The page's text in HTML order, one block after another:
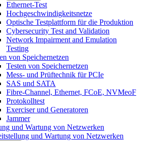
Ethernet-Test
Hochgeschwindigkeitsnetze
Optische Testplattform für die Produktion
Cybersecurity Test and Validation
Network Impairment and Emulation
Testing
von Speichernetzen
Testen von Speichernetzen
Mess- und Prüftechnik für PCIe
SAS und SATA
Fibre-Channel, Ethernet, FCoE, NVMeoF
Protokolltest
Exerciser und Generatoren
Jammer
und Wartung von Netzwerken
und Wartung von Netzwerken